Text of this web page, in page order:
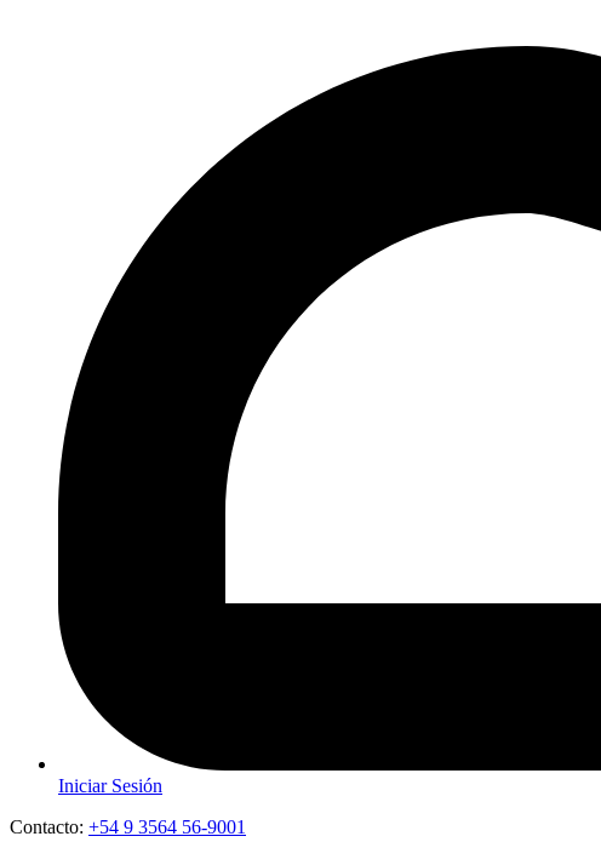
Iniciar Sesión
Contacto: +54 9 3564 56-9001